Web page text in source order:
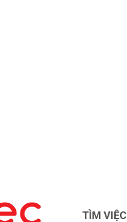
TÌM VIỆC